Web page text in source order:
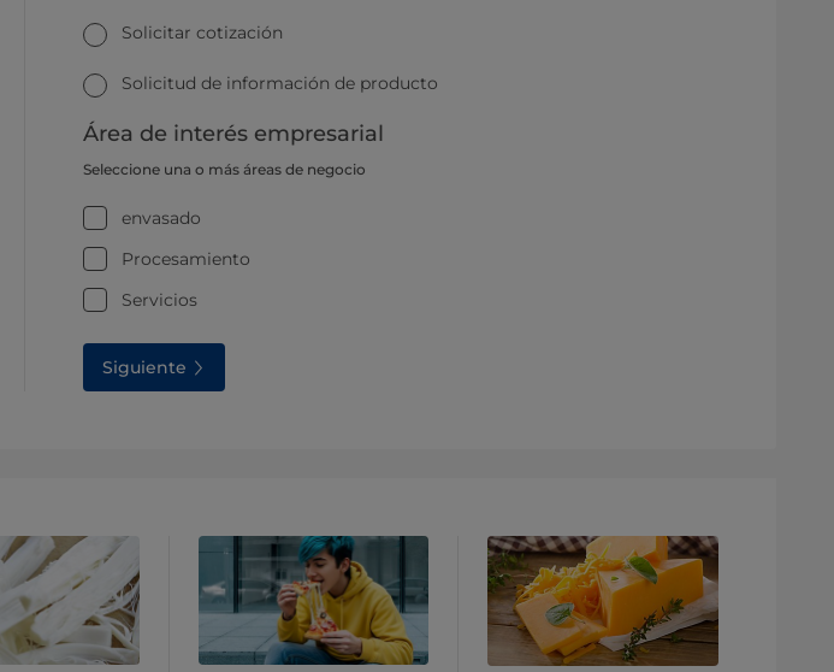
Solicitar cotización
Solicitud de información de producto
Área de interés empresarial
Seleccione una o más áreas de negocio
envasado
Procesamiento
Servicios
Siguiente